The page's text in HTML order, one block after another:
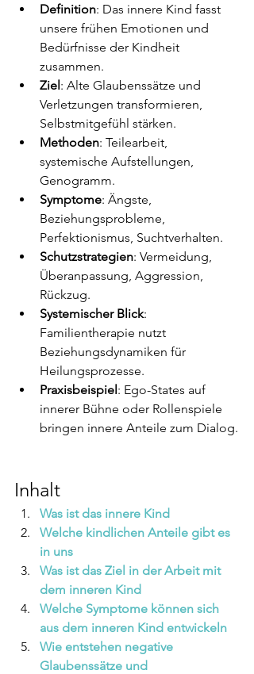
Definition: Das innere Kind fasst
unsere frühen Emotionen und
Bedürfnisse der Kindheit
zusammen.
Ziel: Alte Glaubenssätze und
Verletzungen transformieren,
Selbstmitgefühl stärken.
Methoden: Teilearbeit,
systemische Aufstellungen,
Genogramm.
Symptome: Ängste,
Beziehungsprobleme,
Perfektionismus, Suchtverhalten.
Schutzstrategien: Vermeidung,
Überanpassung, Aggression,
Rückzug.
Systemischer Blick:
Familientherapie nutzt
Beziehungsdynamiken für
Heilungsprozesse.
Praxisbeispiel: Ego-States auf
innerer Bühne oder Rollenspiele
bringen innere Anteile zum Dialog.
Inhalt
Was ist das innere Kind
Welche kindlichen Anteile gibt es
in uns
Was ist das Ziel in der Arbeit mit
dem inneren Kind
Welche Symptome können sich
aus dem inneren Kind entwickeln
Wie entstehen negative
Glaubenssätze und